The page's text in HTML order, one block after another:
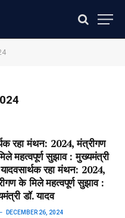
रहा मंथन: 2024, मंत्रीगण
महत्वपूर्ण सुझाव : मुख्यमंत्री
रहा मंथन: 2024,
के मिले महत्वपूर्ण सुझाव :
डॉ. यादव
DECEMBER 26, 2024